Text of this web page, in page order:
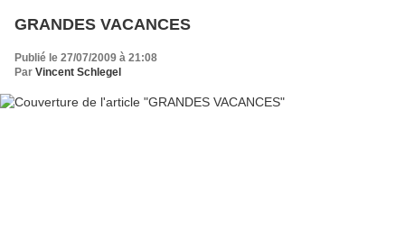
GRANDES VACANCES
Publié le 27/07/2009 à 21:08
Par Vincent Schlegel